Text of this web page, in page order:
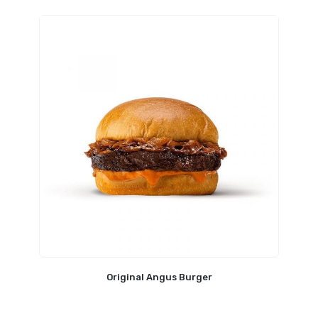
Original Angus Burger